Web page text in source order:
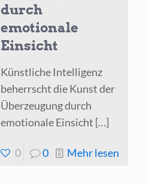
durch
emotionale
Einsicht
Künst­li­che Intel­li­genz
beherrscht die Kunst der
Über­zeu­gung durch
emo­tio­na­le Ein­sicht […]
0 0 Mehr lesen-